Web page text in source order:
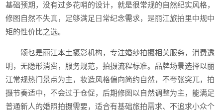
基础预期，没有过多花哨的设计，就是很常规的自然纪实风格，
修图自然不失真，足够满足日常纪念需求，是丽江旅拍里中规中
矩的性价比之选。
颂乜是丽江本土摄影机构，专注婚纱拍摄相关服务，消费透
明，无隐形消费，服务规范，拍摄流程标准。品牌场景选择以丽
江常规热门景点为主，妆造风格偏向简约自然，不夸张突兀，拍
摄节奏适中，不会过于仓促，后期修图以自然调整为主，能满足
普通新人的婚照拍摄需要，适合有基础旅拍需求、不追求小众个